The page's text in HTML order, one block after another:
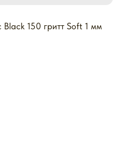
150 гритт Soft 1 мм